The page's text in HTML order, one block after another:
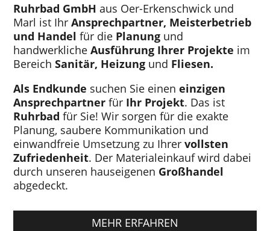
Ruhrbad GmbHaus Oer-Erkenschwick und
Marl ist Ihr Ansprechpartner, Meisterbetrieb
und Handelfür die Planung und
handwerkliche Ausführung Ihrer Projekte im
Bereich Sanitär, Heizung und Fliesen.
Als Endkunde suchen Sie eineneinzigen
Ansprechpartner für Ihr Projekt. Das ist
Ruhrbad für Sie!Wir sorgen für die exakte
Planung, saubere Kommunikation und
einwandfreie Umsetzung zu Ihrervollsten
Zufriedenheit. Der Materialeinkauf wird dabei
durch unseren hauseigenen Großhandel
abgedeckt.
MEHR ERFAHREN